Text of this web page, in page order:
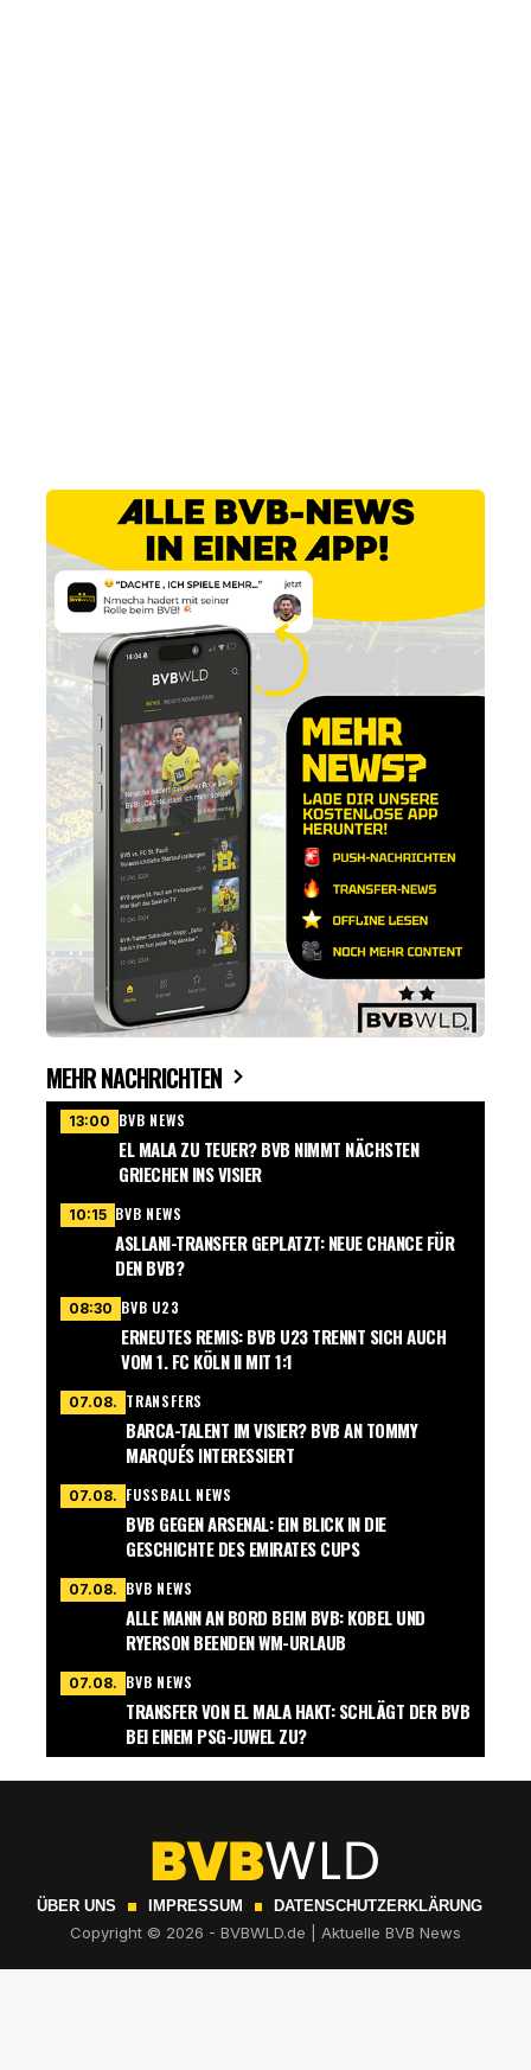
MEHR NACHRICHTEN
13:00 BVB NEWS
EL MALA ZU TEUER? BVB NIMMT NÄCHSTEN
GRIECHEN INS VISIER
10:15 BVB NEWS
ASLLANI-TRANSFER GEPLATZT: NEUE CHANCE FÜR
DEN BVB?
08:30 BVB U23
ERNEUTES REMIS: BVB U23 TRENNT SICH AUCH
VOM 1. FC KÖLN II MIT 1:1
07.08. TRANSFERS
BARCA-TALENT IM VISIER? BVB AN TOMMY
MARQUÉS INTERESSIERT
07.08. FUSSBALL NEWS
BVB GEGEN ARSENAL: EIN BLICK IN DIE
GESCHICHTE DES EMIRATES CUPS
07.08. BVB NEWS
ALLE MANN AN BORD BEIM BVB: KOBEL UND
RYERSON BEENDEN WM-URLAUB
07.08. BVB NEWS
TRANSFER VON EL MALA HAKT: SCHLÄGT DER BVB
BEI EINEM PSG-JUWEL ZU?
ÜBER UNS IMPRESSUM DATENSCHUTZERKLÄRUNG
Copyright © 2026 - BVBWLD.de | Aktuelle BVB News